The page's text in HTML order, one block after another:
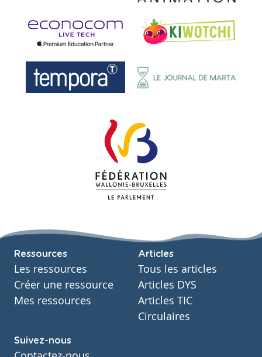
Ressources
Les ressources
Créer une ressource
Mes ressources
Articles
Tous les articles
Articles DYS
Articles TIC
Circulaires
Suivez-nous